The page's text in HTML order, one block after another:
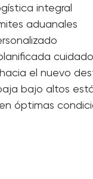
y
seguro de
confiable
integral
aduanales